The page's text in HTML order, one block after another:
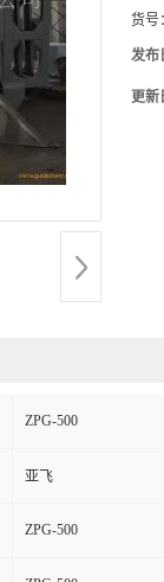
货号
发布
更新
ZPG-500
亚飞
ZPG-500